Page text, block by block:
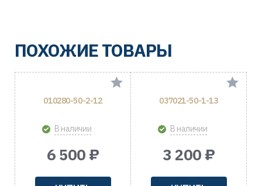
ПОХОЖИЕ ТОВАРЫ
010280-50-2-12
В наличии
6 500 ₽
037021-50-1-13
В наличии
3 200 ₽